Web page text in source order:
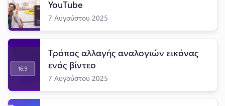
YouTube
7 Αυγούστου 2025
Τρόπος αλλαγής αναλογιών εικόνας
ενός βίντεο
7 Αυγούστου 2025